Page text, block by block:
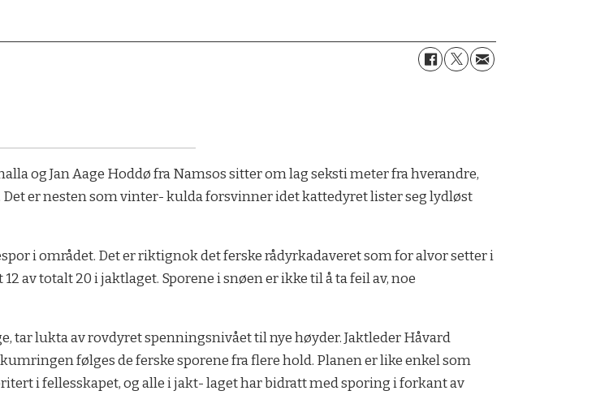
og Jan Aage Hoddø fra Namsos sitter om lag seksti meter fra hverandre,
Det er nesten som vinter- kulda forsvinner idet kattedyret lister seg lydløst
i området. Det er riktignok det ferske rådyrkadaveret som for alvor setter i
av totalt 20 i jaktlaget. Sporene i snøen er ikke til å ta feil av, noe
tar lukta av rovdyret spenningsnivået til nye høyder. Jaktleder Håvard
følges de ferske sporene fra flere hold. Planen er like enkel som
i fellesskapet, og alle i jakt- laget har bidratt med sporing i forkant av